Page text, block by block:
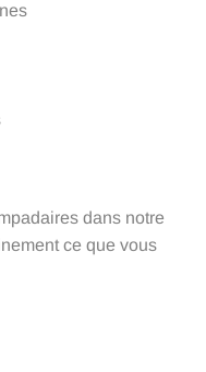
dans notre
ce que vous